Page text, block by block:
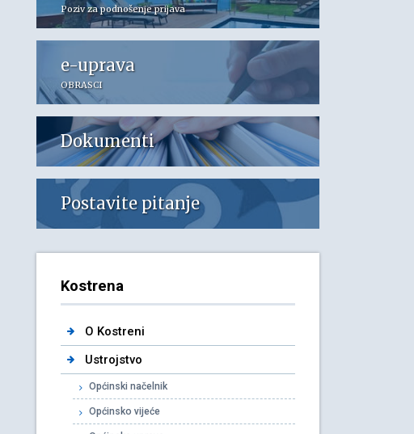
Poziv za podnošenje prijava
e-uprava
OBRASCI
Dokumenti
Postavite pitanje
Kostrena
O Kostreni
Ustrojstvo
Općinski načelnik
Općinsko vijeće